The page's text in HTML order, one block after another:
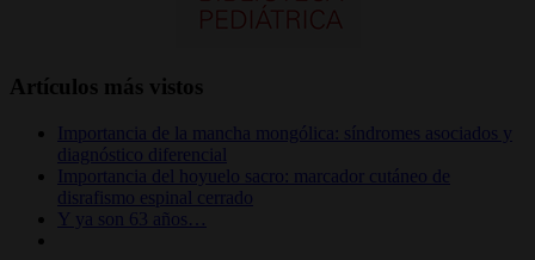
Artículos más vistos
Importancia de la mancha mongólica: síndromes asociados y
diagnóstico diferencial
Importancia del hoyuelo sacro: marcador cutáneo de
disrafismo espinal cerrado
Y ya son 63 años…